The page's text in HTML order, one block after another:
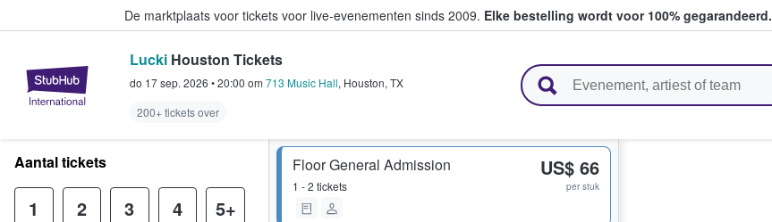
De marktplaats voor tickets voor live-evenementen sinds 2009. Elke bestelling wordt voor 100% gegarandeerd.
StubHub: waar fans tickets kopen en verkopen
Lucki Houston Tickets
do 17 sep. 2026 •20:00 om 713 Music Hall, Houston, TX
200+ tickets over
Floor General Admission
1 - 2 tickets
US$ 66
per stuk
Aantal tickets
1 2 3 4 5+